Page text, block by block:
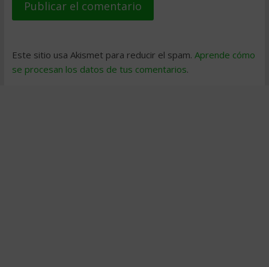
Este sitio usa Akismet para reducir el spam. Aprende cómo
se procesan los datos de tus comentarios.